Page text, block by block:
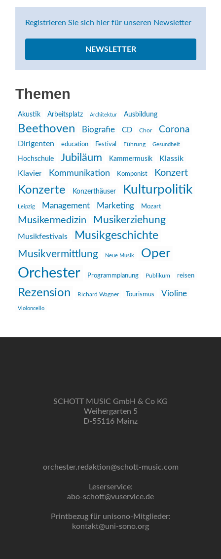
Registrieren Sie sich hier für unseren Newsletter
NEWSLETTER
Themen
Akustik Arbeitsplatz Architektur Ausbildung
Beethoven Biografie CD Chor Corona
Dirigenten education Festival Führung Gesundheit
Hochschule Jubiläum Kammermusik
Klassik
Klavier
Kommunikation Komponist Konzert
Konzerte Konzerthäuser Kulturpolitik
Leipzig Management Marketing Mozart
Musikermedizin Musikerziehung
Musikfestivals Musikgeschichte
Musikvermittlung Neue Musik Oper
Orchester Programmplanung Publikum reisen
Rezension Richard Wagner Tourismus Violine
Violoncello
SCHOTT MUSIC GmbH & Co KG
Weihergarten 5
D-55116 Mainz
orchester.redaktion@schott-music.com
Leserservice:
abo-schott@vuservice.de
Printbezug für unisono-Mitglieder:
kontakt@uni-sono.org